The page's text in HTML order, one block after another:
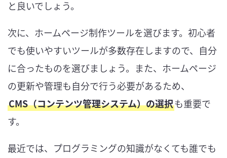
と良いでしょう。
次に、ホームページ制作ツールを選びます。初心者
でも使いやすいツールが多数存在しますので、自分
に合ったものを選びましょう。また、ホームページ
の更新や管理も自分で行う必要があるため、
CMS（コンテンツ管理システム）の選択も重要で
す。
最近では、プログラミングの知識がなくても誰でも